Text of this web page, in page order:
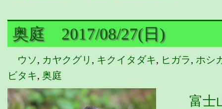
奥庭 2017/08/27(日)
ウソ, カヤクグリ , キクイタダキ, ヒガラ, ホシ
ビタキ, 奥庭
富士